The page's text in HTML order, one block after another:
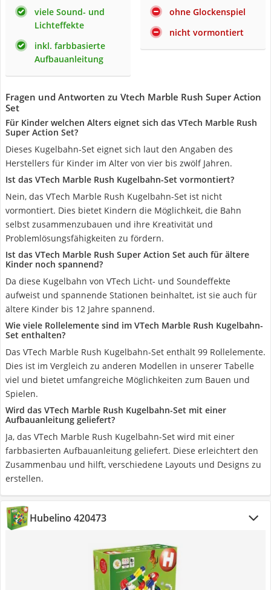
viele Sound- und
Lichteffekte
inkl. farbbasierte
Aufbauanleitung
ohne Glockenspiel
nicht vormontiert
Fragen und Antworten zu Vtech Marble Rush Super Action
Set
Für Kinder welchen Alters eignet sich das VTech Marble Rush
Super Action Set?
Dieses Kugelbahn-Set eignet sich laut den Angaben des
Herstellers für Kinder im Alter von vier bis zwölf Jahren.
Ist das VTech Marble Rush Kugelbahn-Set vormontiert?
Nein, das VTech Marble Rush Kugelbahn-Set ist nicht
vormontiert. Dies bietet Kindern die Möglichkeit, die Bahn
selbst zusammenzubauen und ihre Kreativität und
Problemlösungsfähigkeiten zu fördern.
Ist das VTech Marble Rush Super Action Set auch für ältere
Kinder noch spannend?
Da diese Kugelbahn von VTech Licht- und Soundeffekte
aufweist und spannende Stationen beinhaltet, ist sie auch für
ältere Kinder bis 12 Jahre spannend.
Wie viele Rollelemente sind im VTech Marble Rush Kugelbahn-
Set enthalten?
Das VTech Marble Rush Kugelbahn-Set enthält 99 Rollelemente.
Dies ist im Vergleich zu anderen Modellen in unserer Tabelle
viel und bietet umfangreiche Möglichkeiten zum Bauen und
Spielen.
Wird das VTech Marble Rush Kugelbahn-Set mit einer
Aufbauanleitung geliefert?
Ja, das VTech Marble Rush Kugelbahn-Set wird mit einer
farbbasierten Aufbauanleitung geliefert. Diese erleichtert den
Zusammenbau und hilft, verschiedene Layouts und Designs zu
erstellen.
Hubelino 420473